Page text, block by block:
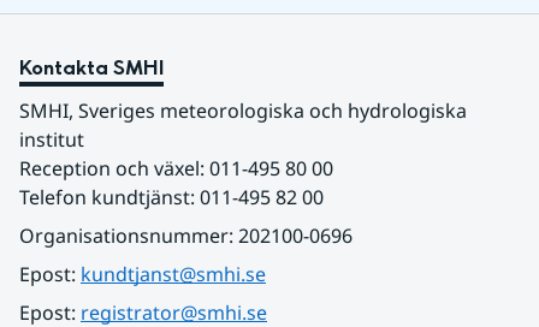
Kontakta SMHI
SMHI, Sveriges meteorologiska och hydrologiska
institut
Reception och växel: 011-495 80 00
Telefon kundtjänst: 011-495 82 00
Organisationsnummer: 202100-0696
Epost: kundtjanst@smhi.se
Epost: registrator@smhi.se